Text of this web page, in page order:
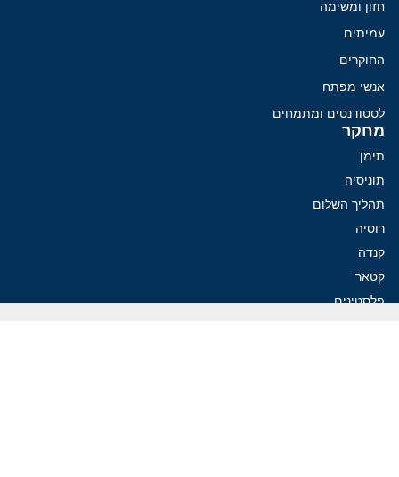
חזון ומשימה
עמיתים
החוקרים
אנשי מפתח
לסטודנטים ומתמחים
מחקר
תימן
תוניסיה
תהליך השלום
רוסיה
קנדה
קטאר
פלסטינים